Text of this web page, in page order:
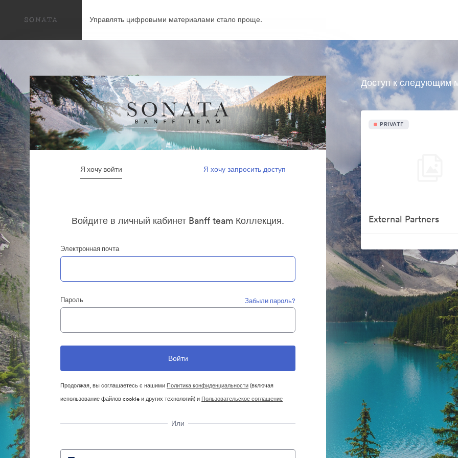
Управлять цифровыми материалами стало проще.
Я хочу войти Я хочу запросить доступ
Войдите в личный кабинет Banff team Коллекция.
Электронная почта
Пароль Забыли пароль?
Продолжая, вы соглашаетесь с нашими Политика конфиденциальности(включая
использование файлов cookie и других технологий) и Пользовательское соглашение
Или
Доступ к следующим
PRIVATE
External Partners